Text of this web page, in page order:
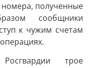
полученные
сообщники
к чужим счетам
трое